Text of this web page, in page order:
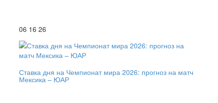
06 16 26
Ставка дня на Чемпионат мира 2026: прогноз на матч
Мексика – ЮАР